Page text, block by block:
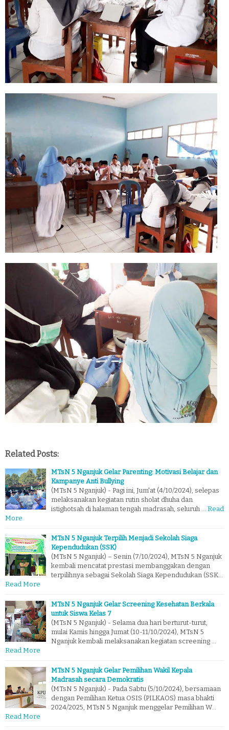
Related Posts:
MTsN 5 Nganjuk Gelar Parenting: Motivasi Belajar dan
Kampanye Anti Bullying
(MTsN 5 Nganjuk) - Pagi ini, Jum'at (4/10/2024), selepas
melaksanakan kegiatan rutin sholat dhuha dan
istighotsah di halaman tengah madrasah, seluruh …
Read
More
MTsN 5 Nganjuk Terpilih Menjadi Sekolah Siaga
Kependudukan (SSK)
(MTsN 5 Nganjuk) – Senin (7/10/2024), MTsN 5 Nganjuk
kembali mencatat prestasi membanggakan dengan
terpilihnya sebagai Sekolah Siaga Kependudukan (SSK…
Read More
MTsN 5 Nganjuk Gelar Screening Kesehatan Berkala
untuk Siswa Kelas 7
(MTsN 5 Nganjuk) - Selama dua hari berturut-turut,
mulai Kamis hingga Jumat (10-11/10/2024), MTsN 5
Nganjuk kembali melaksanakan kegiatan screening …
Read More
MTsN 5 Nganjuk Gelar Pemilihan Wakil Kepala
Madrasah secara Demokratis
(MTsN 5 Nganjuk) - Pada Sabtu (5/10/2024), bersamaan
dengan Pemilihan Ketua OSIS (PILKAOS) masa bhakti
2024/2025, MTsN 5 Nganjuk menggelar Pemilihan W…
Read More